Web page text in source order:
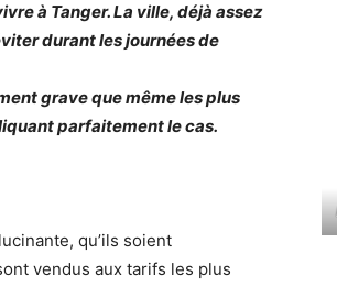
à Tanger. La ville, déjà assez
durant les journées de
grave que même les plus
parfaitement le cas.
qu’ils soient
vendus aux tarifs les plus